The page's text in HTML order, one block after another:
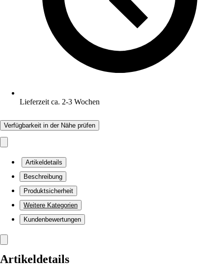
Lieferzeit ca. 2-3 Wochen
Verfügbarkeit in der Nähe prüfen
Artikeldetails
Beschreibung
Produktsicherheit
Weitere Kategorien
Kundenbewertungen
Artikeldetails